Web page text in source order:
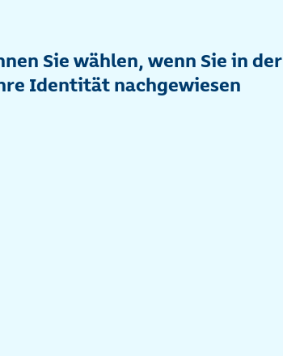
Sie wählen, wenn Sie in der
Identität nachgewiesen